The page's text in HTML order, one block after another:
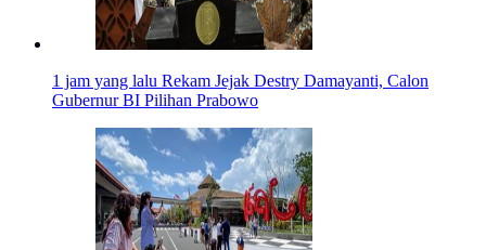
1 jam yang lalu Rekam Jejak Destry Damayanti, Calon
Gubernur BI Pilihan Prabowo